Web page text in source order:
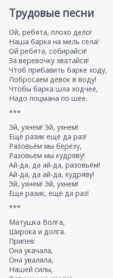
Трудовые песни
Ой, ребята, плохо дело!
Наша барка на мель села!
Ой ребята, собирайся!
За веревочку хватайся!
Чтоб прибавить барке ходу,
Побросаем девок в воду!
Чтобы барка шла ходчее,
Надо лоцмана по шее.
***
Эй, ухнем! Эй, ухнем!
Ещё разик ещё да раз!
Разовьём мы берёзу,
Разовьём мы кудряву!
Ай-да, да ай-да, разовьём!
Ай-да, да ай-да, кудряву!
Эй, ухнем! Эй, ухнем!
Еще разик, ещё да раз!
***
Матушка Волга,
Широка и долга.
Припев:
Она укачала,
Она уваляла,
Нашей силы,